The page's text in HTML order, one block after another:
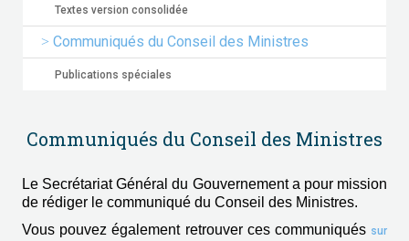
Textes version consolidée
Communiqués du Conseil des Ministres
Publications spéciales
Communiqués du Conseil des Ministres
Le Secrétariat Général du Gouvernement a pour mission
de rédiger le communiqué du Conseil des Ministres.
Vous pouvez également retrouver ces communiqués sur